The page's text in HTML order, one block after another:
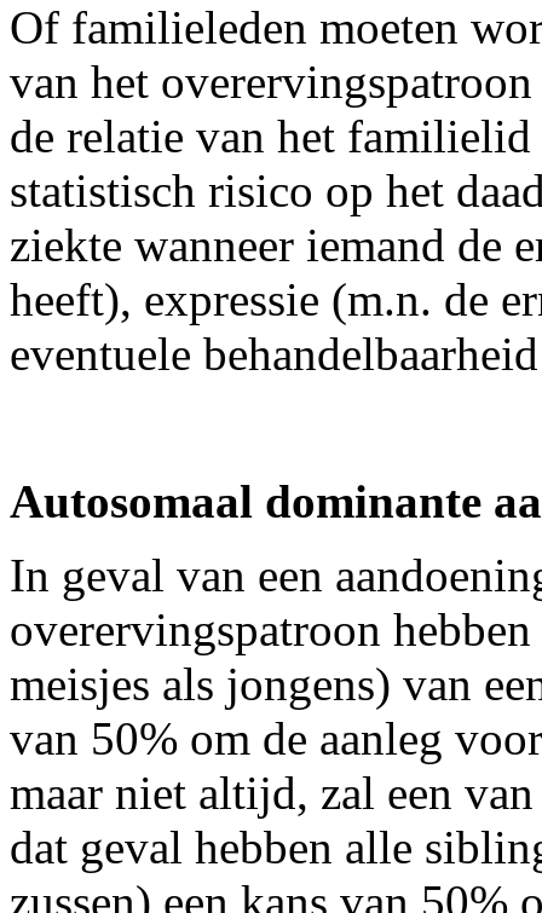
Of familieleden moeten
van het
de relatie van het
statistisch risico op het
ziekte wanneer iemand de
heeft), expressie (m.n. de
eventuele
Autosomaal dominante
In geval van een
overervingspatroon
meisjes als jongens) van
van 50% om de aanleg
maar niet altijd, zal een
dat geval hebben alle
zussen) een kans van 50%